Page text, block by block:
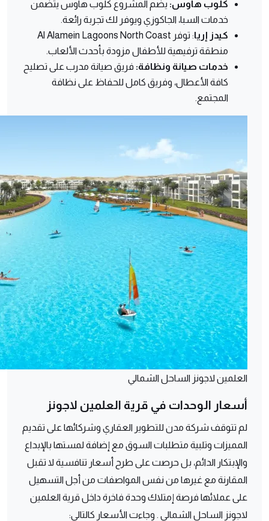
كلوب هاوس: يضم المشروع كلوب هاوس يتضمن
خدمات السبا، الجاكوزي ويوفر لك تجربة رائعة.
كيدز إريا
: توفر Al Alamein Lagoons North Coast
منطقة ترفيهية للأطفال مزودة بأحدث الألعاب.
خدمات صيانة ونظافة: فريق صيانة مدرب على تصليح
كافة الأعطال، وفريق كامل للحفاظ على نظافة
المجتمع.
العلمين لاجونز الساحل الشمالي
أسعار الوحدات في قرية العلمين لاجونز
لم تتوقف شركة مدن للتطوير العقاري وشركائها على تقديم
المميزات وتلبية متطلبات السوق مع إضافة لمستها بالإبداع
والإبتكار الدائم، بل حرصت على طرح أسعار تنافسية لا تقبل
المقارنة مع غيرها من نفس المواصفات من أجل التسهيل
على عملائها فرصة إمتلاك وحدة فاخرة داخل قرية العلمين
لاجونز الساحل الشمالي . وجاءت الأسعار كالتالي: